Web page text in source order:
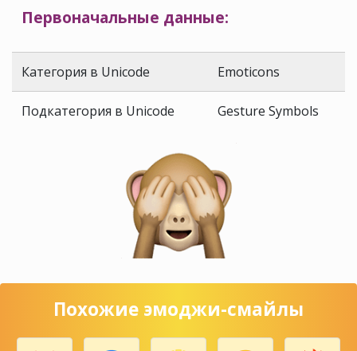
Первоначальные данные:
Категория в Unicode Emoticons
Подкатегория в Unicode Gesture Symbols
Похожие эмоджи-смайлы